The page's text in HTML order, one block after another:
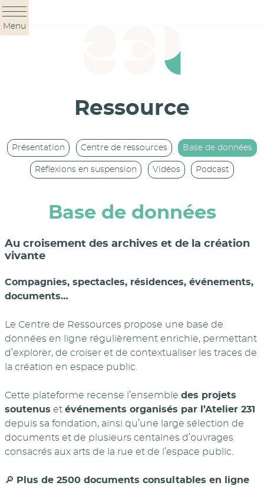
Panneau de gestion des cookies
Menu
Ressource
Présentation Centre de ressources Base de données
Réflexions en suspension Vidéos Podcast
Base de données
Au croisement des archives et de la création
vivante
Compagnies, spectacles, résidences, événements,
documents…
Le Centre de Ressources propose une base de
données en ligne régulièrement enrichie, permettant
d’explorer, de croiser et de contextualiser les traces de
la création en espace public.
Cette plateforme recense l’ensemble des projets
soutenus et événements organisés par l’Atelier 231
depuis sa fondation, ainsi qu’une large sélection de
documents et de plusieurs centaines d’ouvrages
consacrés aux arts de la rue et de l’espace public.
🔎 Plus de 2500 documents consultables en ligne